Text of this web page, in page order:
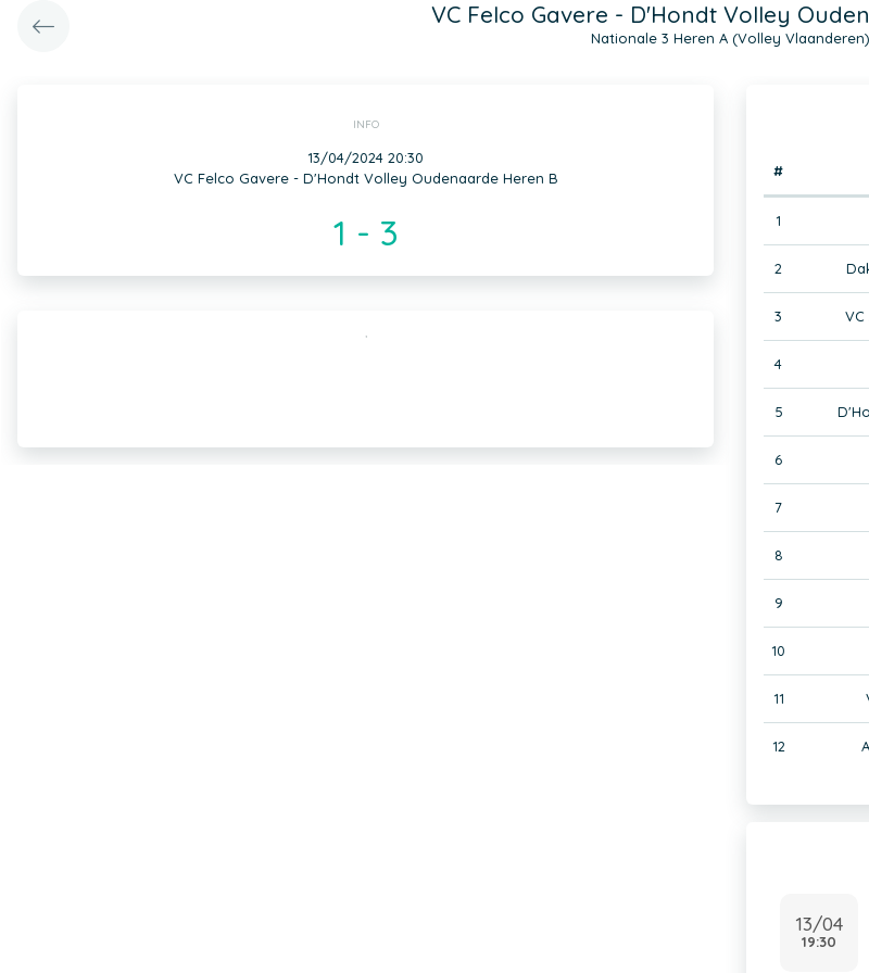
VC Felco Gavere - D'Hondt Volley
Nationale 3 Heren A (Volley Vlaanderen)
INFO
13/04/2024 20:30
VC Felco Gavere - D'Hondt Volley Oudenaarde Heren B
1 - 3
,
#
1
2
3 VC
4
5
6
7
8
9
10
11
12
13/04
19:30